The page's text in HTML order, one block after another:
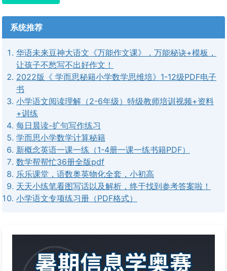
系统推荐
华语未来豆神大语文《万能作文课》，万能秘诀+模板，
让孩子不愁写不出好作文！
2022版《 学而思秘籍小学数学思维培》1-12级PDF电子
书
小学语文阅读理解（2-6年级）特级教师培训视频+资料
+训练
每日晨读-扩句写作练习
学而思小学数学计算秘籍
新概念英语一课一练（1-4册一课一练书籍PDF）
数学帮帮忙36册全版pdf
乐乐课堂，语数奥英物化全套，小初高
天天小练笔看图写话以及解析，终于找到参考答案啦！
小学语文专项练习册（PDF格式）